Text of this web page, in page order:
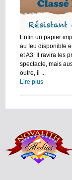
Enfin un papier
au feu disponible
et A3. Il ravira les
spectacle, mais
outre, il ...
Lire plus